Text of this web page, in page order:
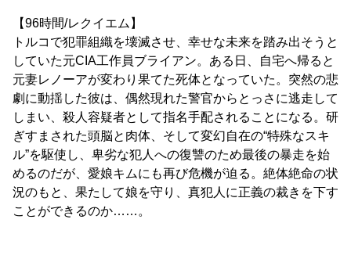
【96時間/レクイエム】
トルコで犯罪組織を壊滅させ、幸せな未来を踏み出そうと
していた元CIA工作員ブライアン。ある日、自宅へ帰ると
元妻レノーアが変わり果てた死体となっていた。突然の悲
劇に動揺した彼は、偶然現れた警官からとっさに逃走して
しまい、殺人容疑者として指名手配されることになる。研
ぎすまされた頭脳と肉体、そして変幻自在の“特殊なスキ
ル”を駆使し、卑劣な犯人への復讐のため最後の暴走を始
めるのだが、愛娘キムにも再び危機が迫る。絶体絶命の状
況のもと、果たして娘を守り、真犯人に正義の裁きを下す
ことができるのか……。